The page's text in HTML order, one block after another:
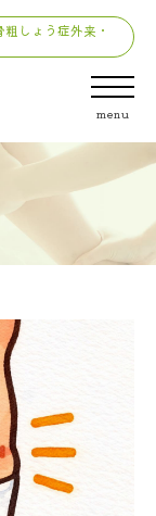
しょう症外来・
menu